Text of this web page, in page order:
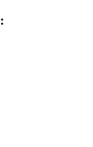
: